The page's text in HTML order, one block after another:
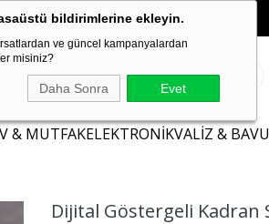
bildirimlerine ekleyin.
ve güncel kampanyalardan
misiniz?
Daha Sonra Evet
& MUTFAKELEKTRONİKVALİZ &
Dijital Göstergeli Kadran